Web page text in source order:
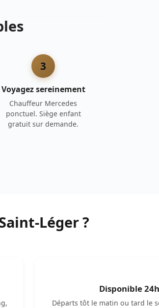
3
Voyagez sereinement
Chauffeur Mercedes
ponctuel. Siège enfant
gratuit sur demande.
Léger ?
Disponible
Départs tôt le matin ou tard le